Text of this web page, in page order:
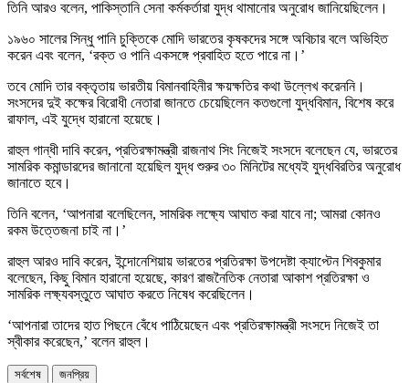
তিনি আরও বলেন, পাকিস্তানি সেনা কর্মকর্তারা যুদ্ধ থামানোর অনুরোধ জানিয়েছিলেন।
১৯৬০ সালের সিন্ধু পানি চুক্তিকে মোদি ভারতের কৃষকদের সঙ্গে অবিচার বলে অভিহিত
করেন এবং বলেন, ‘রক্ত ও পানি একসঙ্গে প্রবাহিত হতে পারে না।’
তবে মোদি তার বক্তৃতায় ভারতীয় বিমানবাহিনীর ক্ষয়ক্ষতির কথা উল্লেখ করেননি।
সংসদের দুই কক্ষের বিরোধী নেতারা জানতে চেয়েছিলেন কতগুলো যুদ্ধবিমান, বিশেষ করে
রাফাল, এই যুদ্ধে হারানো হয়েছে।
রাহুল গান্ধী দাবি করেন, প্রতিরক্ষামন্ত্রী রাজনাথ সিং নিজেই সংসদে বলেছেন যে, ভারতের
সামরিক কমান্ডারদের জানানো হয়েছিল যুদ্ধ শুরুর ৩০ মিনিটের মধ্যেই যুদ্ধবিরতির অনুরোধ
জানাতে হবে।
তিনি বলেন, ‘আপনারা বলেছিলেন, সামরিক লক্ষ্যে আঘাত করা যাবে না; আমরা কোনও
রকম উত্তেজনা চাই না।’
রাহুল আরও দাবি করেন, ইন্দোনেশিয়ায় ভারতের প্রতিরক্ষা উপদেষ্টা ক্যাপ্টেন শিবকুমার
বলেছেন, কিছু বিমান হারানো হয়েছে, কারণ রাজনৈতিক নেতারা আকাশ প্রতিরক্ষা ও
সামরিক লক্ষ্যবস্তুতে আঘাত করতে নিষেধ করেছিলেন।
‘আপনারা তাদের হাত পিছনে বেঁধে পাঠিয়েছেন এবং প্রতিরক্ষামন্ত্রী সংসদে নিজেই তা
স্বীকার করেছেন,’ বলেন রাহুল।
সর্বশেষ জনপ্রিয়